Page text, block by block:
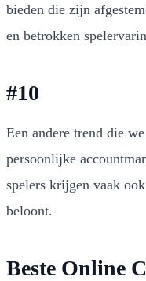
bieden die zijn
en betrokken
#10
Een andere trend die
persoonlijke
spelers krijgen vaak
beloont.
Beste Online